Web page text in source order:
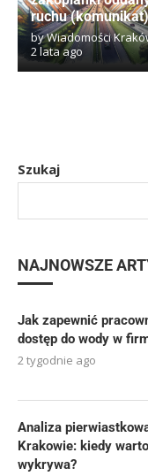
ruchu (komunikat)
byWiadomości
2 lata ago
Szukaj
NAJNOWSZE
Jak zapewnić
dostęp do wody w
2 tygodnie ago
Analiza
Krakowie: kiedy
wykrywa?